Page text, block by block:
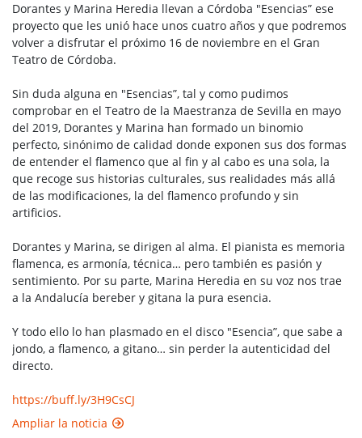
Dorantes y Marina Heredia llevan a Córdoba "Esencias” ese
proyecto que les unió hace unos cuatro años y que podremos
volver a disfrutar el próximo 16 de noviembre en el Gran
Teatro de Córdoba.
Sin duda alguna en "Esencias”, tal y como pudimos
comprobar en el Teatro de la Maestranza de Sevilla en mayo
del 2019, Dorantes y Marina han formado un binomio
perfecto, sinónimo de calidad donde exponen sus dos formas
de entender el flamenco que al fin y al cabo es una sola, la
que recoge sus historias culturales, sus realidades más allá
de las modificaciones, la del flamenco profundo y sin
artificios.
Dorantes y Marina, se dirigen al alma. El pianista es memoria
flamenca, es armonía, técnica… pero también es pasión y
sentimiento. Por su parte, Marina Heredia en su voz nos trae
a la Andalucía bereber y gitana la pura esencia.
Y todo ello lo han plasmado en el disco "Esencia”, que sabe a
jondo, a flamenco, a gitano… sin perder la autenticidad del
directo.
https://buff.ly/3H9CsCJ
Ampliar la noticia